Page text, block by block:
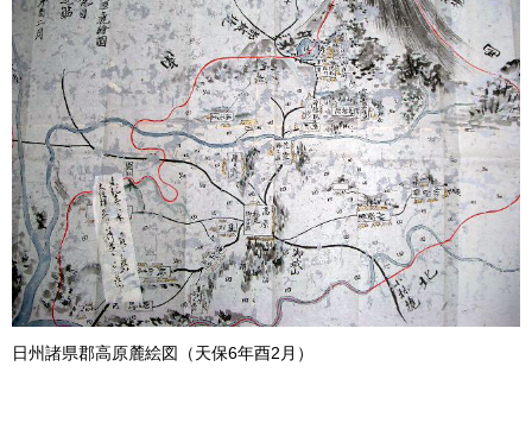
日州諸県郡高原麓絵図（天保6年酉2月）